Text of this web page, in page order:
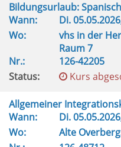
Bildungsurlaub:
Wann:
Di.
Wo:
vhs in der
Raum 7
Nr.:
126-42205
Status:
Kurs
Allgemeiner
Wann:
Di.
Wo:
Alte